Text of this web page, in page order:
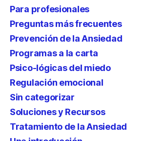
Para profesionales
Preguntas más frecuentes
Prevención de la Ansiedad
Programas a la carta
Psico-lógicas del miedo
Regulación emocional
Sin categorizar
Soluciones y Recursos
Tratamiento de la Ansiedad